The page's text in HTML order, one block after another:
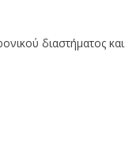
διαστήματος και